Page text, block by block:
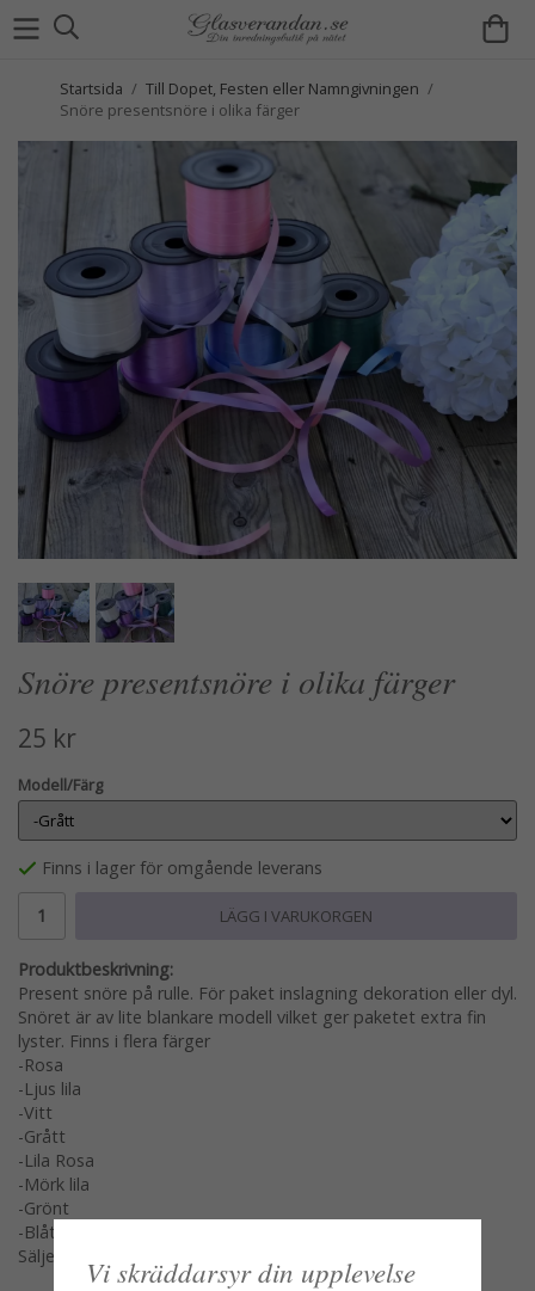
Startsida / Till Dopet, Festen eller Namngivningen /
Snöre presentsnöre i olika färger
Snöre presentsnöre i olika färger
25 kr
Modell/Färg
Finns i lager för omgående leverans
LÄGG I VARUKORGEN
Produktbeskrivning:
Present snöre på rulle. För paket inslagning dekoration eller dyl.
Snöret är av lite blankare modell vilket ger paketet extra fin
lyster. Finns i flera färger
-Rosa
-Ljus lila
-Vitt
-Grått
-Lila Rosa
-Mörk lila
-Grönt
-Blått
Säljes per rulle var färg för sig.
Vi skräddarsyr din upplevelse